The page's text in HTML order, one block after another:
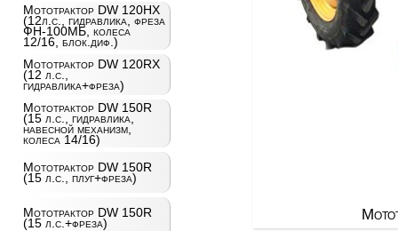
Мототрактор DW 120HX
(12л.с., гидравлика, фреза
ФН-100МБ, колеса
12/16, блок.диф.)
Мототрактор DW 120RX
(12 л.с.,
гидравлика+фреза)
Мототрактор DW 150R
(15 л.с., гидравлика,
навесной механизм,
колеса 14/16)
Мототрактор DW 150R
(15 л.с., плуг+фреза)
Мототрактор DW 150R
(15 л.с.+фреза)